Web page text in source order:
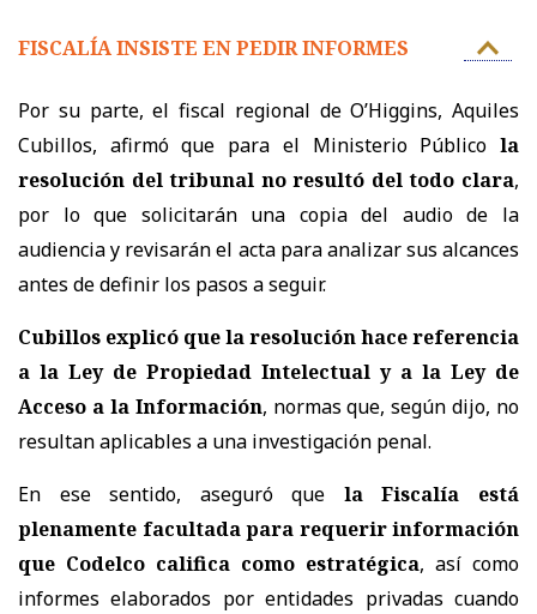
FISCALÍA INSISTE EN PEDIR INFORMES
Por su parte, el fiscal regional de O’Higgins, Aquiles
Cubillos, afirmó que para el Ministerio Público la
resolución del tribunal no resultó del todo clara,
por lo que solicitarán una copia del audio de la
audiencia y revisarán el acta para analizar sus alcances
antes de definir los pasos a seguir.
Cubillos explicó que la resolución hace referencia
a la Ley de Propiedad Intelectual y a la Ley de
Acceso a la Información, normas que, según dijo, no
resultan aplicables a una investigación penal.
En ese sentido, aseguró que la Fiscalía está
plenamente facultada para requerir información
que Codelco califica como estratégica, así como
informes elaborados por entidades privadas cuando